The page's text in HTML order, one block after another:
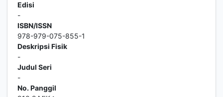
Edisi
-
ISBN/ISSN
978-979-075-855-1
Deskripsi Fisik
-
Judul Seri
-
No. Panggil